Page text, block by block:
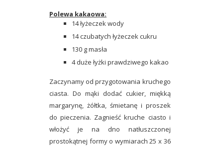
Polewa kakaowa:
14 łyżeczek wody
14 czubatych łyżeczek cukru
130 g masła
4 duże łyżki prawdziwego kakao
Zaczynamy od przygotowania kruchego
ciasta. Do mąki dodać cukier, miękką
margarynę, żółtka, śmietanę i proszek
do pieczenia. Zagnieść kruche ciasto i
włożyć je na dno natłuszczonej
prostokątnej formy o wymiarach 25 x 36